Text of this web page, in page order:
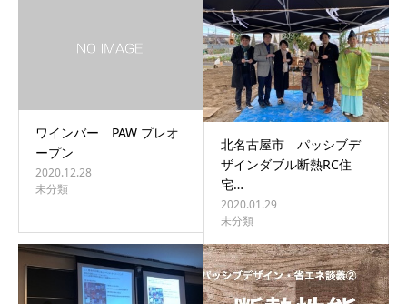
ワインバー PAW プレオ
ープン
2020.12.28
未分類
北名古屋市 パッシブデ
ザインダブル断熱RC住
宅…
2020.01.29
未分類